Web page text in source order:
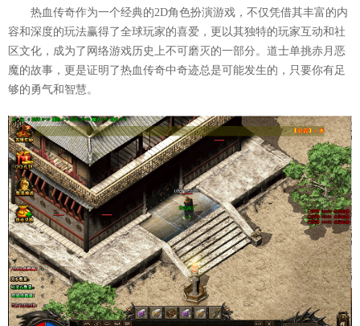
热血传奇作为一个经典的2D角色扮演游戏，不仅凭借其丰富的内
容和深度的玩法赢得了全球玩家的喜爱，更以其独特的玩家互动和社
区文化，成为了网络游戏历史上不可磨灭的一部分。道士单挑赤月恶
魔的故事，更是证明了热血传奇中奇迹总是可能发生的，只要你有足
够的勇气和智慧。